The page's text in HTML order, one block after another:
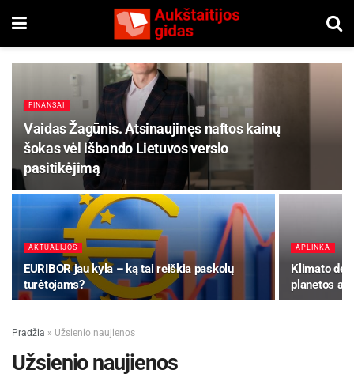
FINANSAI
Vaidas Žagūnis. Atsinaujinęs naftos kainų
šokas vėl išbando Lietuvos verslo
pasitikėjimą
AKTUALIJOS
EURIBOR jau kyla – ką tai reiškia paskolų
turėtojams?
APLINKA
Klimato
planetos
Pradžia » Užsienio naujienos
Užsienio naujienos